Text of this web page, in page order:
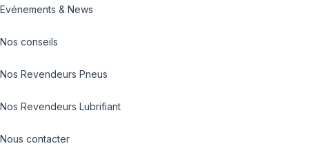
Evénements & News
Nos conseils
Nos Revendeurs Pneus
Nos Revendeurs Lubrifiant
Nous contacter